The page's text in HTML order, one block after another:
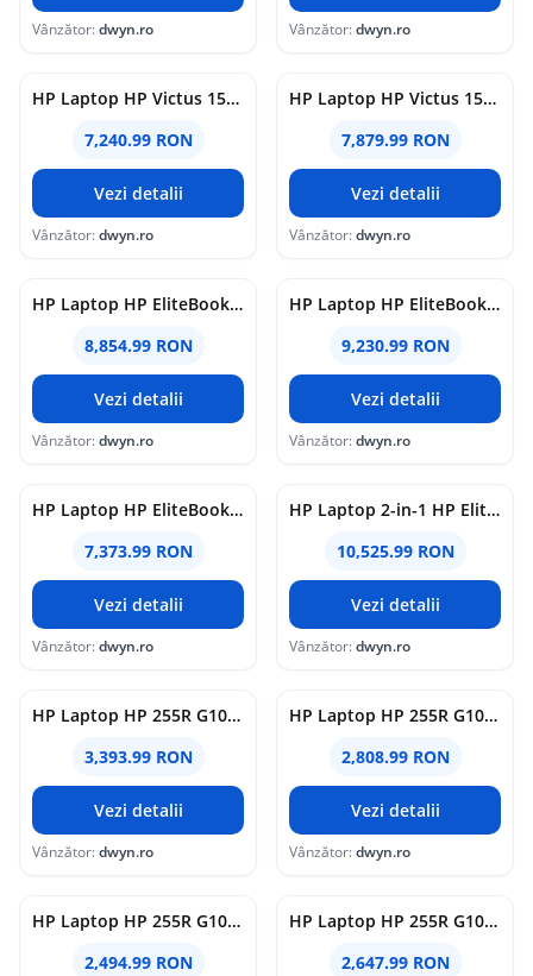
Vânzător:dwyn.ro Vânzător:dwyn.ro
HP Laptop HP Victus 15-fa2101nn, Intel Core 7 240H, 15.6 inch, RAM 24GB, SSD 1TB, nVidia GeForce RTX 5050 8GB, Free DOS, Negru
7,240.99 RON
Vezi detalii
Vânzător:dwyn.ro
HP Laptop HP Victus 15-fa2099nn, Intel Core 7 240H, 15.6 inch, RAM 24GB, SSD 1TB, nVidia GeForce RTX 5060 8GB, Free DOS, Negru
7,879.99 RON
Vezi detalii
Vânzător:dwyn.ro
HP Laptop HP EliteBook 8 G1i, Intel Core Ultra 7 268V, 14 inch, RAM 32GB, SSD 1TB, Intel Arc 140V, Windows 11 Pro, Argintiu
8,854.99 RON
Vezi detalii
Vânzător:dwyn.ro
HP Laptop HP EliteBook Ultra G1i, Intel Core Ultra 7 258V, 14 inch Touch, RAM 32GB, SSD 1TB, Intel Arc Graphics 140V, Windows 11 Pro, Albastru
9,230.99 RON
Vezi detalii
Vânzător:dwyn.ro
HP Laptop HP EliteBook 8 G1i 14, Intel Core Ultra 5 228V, 14 inch, RAM 32GB, SSD 512GB, Intel Arc 130V, Windows 11 Pro, Argintiu
7,373.99 RON
Vezi detalii
Vânzător:dwyn.ro
HP Laptop 2-in-1 HP EliteBook X Flip G1i, Intel Core Ultra 7 258V, 14 inch Touch, RAM 32GB, SSD 1TB, Intel Arc Graphics 140V, Windows 11 Pro, Albastru
10,525.99 RON
Vezi detalii
Vânzător:dwyn.ro
HP Laptop HP 255R G10, AMD Ryzen 7 7735U, 15.6 inch, RAM 16GB, SSD 512GB, AMD Radeon 680M, Free DOS, Negru
3,393.99 RON
Vezi detalii
Vânzător:dwyn.ro
HP Laptop HP 255R G10, AMD Ryzen 5 7535U, 15.6 inch, RAM 16GB, SSD 512GB, AMD Radeon 660M, Free DOS, Negru
2,808.99 RON
Vezi detalii
Vânzător:dwyn.ro
HP Laptop HP 255R G10, AMD Ryzen 3 7335U, 15.6 inch, RAM 8GB, SSD 512GB, AMD Radeon 660M, Free DOS, Negru
2,494.99 RON
HP Laptop HP 255R G10, AMD Ryzen 3 7335U, 15.6 inch, RAM 16GB, SSD 512GB, AMD Radeon 660M, Free DOS, Negru
2,647.99 RON